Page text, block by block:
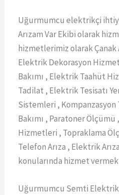
Uğurmumcu elektrikçi
Arızam Var Ekibi olarak
hizmetlerimiz olarak
Elektrik Dekorasyon
Bakımı , Elektrik Taahüt
Tadilat , Elektrik Tesisatı
Sistemleri , Kompanzasyon
Bakımı , Paratoner
Hizmetleri , Topraklama
Telefon Arıza , Elektrik
konularında hizmet
Uğurmumcu Semti